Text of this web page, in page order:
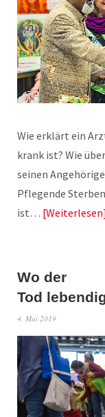
Wie erklärt ein
krank ist? Wie
seinen
Pflegende
ist… Weiterlesen
Wo der
Tod
4. Mai 2019